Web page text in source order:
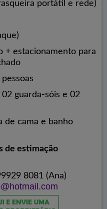
portátil e rede)
+ estacionamento para
guarda-sóis e 02
de cama e banho
de estimação
8081 (Ana)